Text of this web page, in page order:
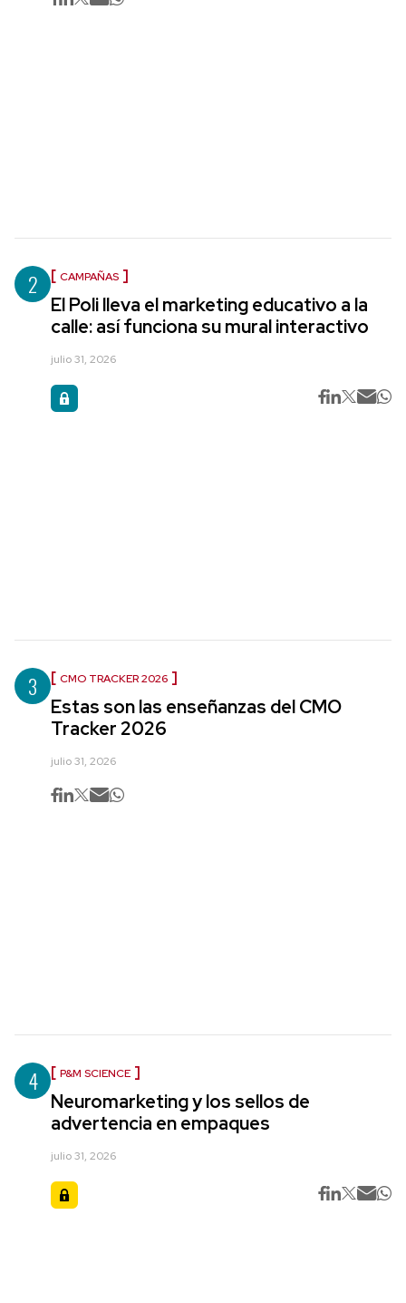
2 CAMPAÑAS
El Poli lleva el marketing educativo a la
calle: así funciona su mural interactivo
julio 31, 2026
3 CMO TRACKER 2026
Estas son las enseñanzas del CMO
Tracker 2026
julio 31, 2026
4 P&M SCIENCE
Neuromarketing y los sellos de
advertencia en empaques
julio 31, 2026